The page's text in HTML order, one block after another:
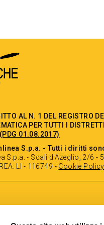
AL N. 1 DEL REGISTRO
PER TUTTI I
(PDG 01.08.2017)
S.p.a. - Tutti i diritti
S.p.a. - Scali d'Azeglio, 2/6 -
LI - 116749 - Cookie Policy